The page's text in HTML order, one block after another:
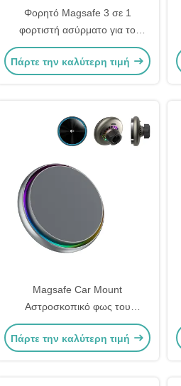
Φορητό Magsafe 3 σε 1
φορτιστή ασύρματο για το
iPhone ρολόι και ακουστικά
Πάρτε την καλύτερη τιμή
Magsafe Car Mount
Αστροσκοπικό φως του
ουρανού Επίδραση Γρήγορη
διάσπαση θερμότητας QI2
Πάρτε την καλύτερη τιμή